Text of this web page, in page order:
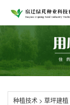
种植技术 > 草坪建植